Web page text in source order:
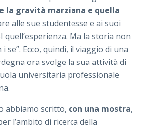
la gravità marziana e quella
alle sue studentesse e ai suoi
quell’esperienza. Ma la storia non
i se”. Ecco, quindi, il viaggio di una
ora svolge la sua attività di
universitaria professionale
abbiamo scritto, con una mostra,
l’ambito di ricerca della